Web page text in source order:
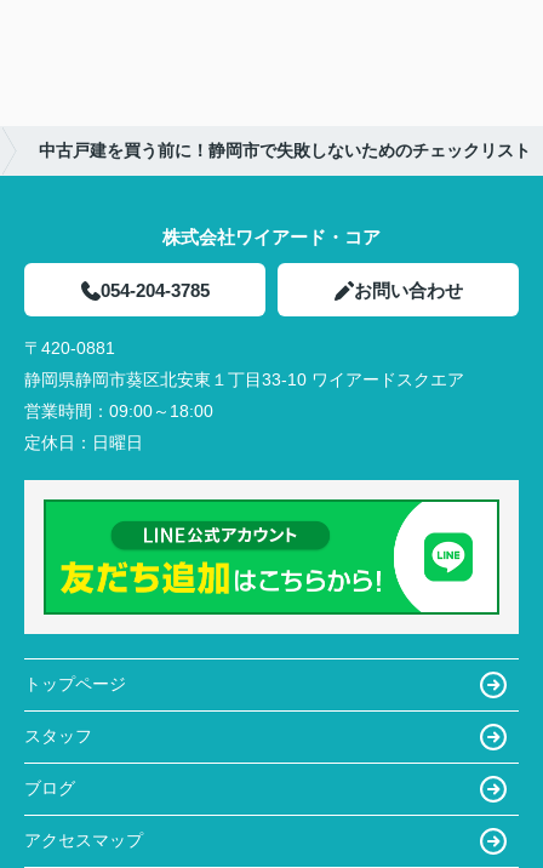
中古戸建を買う前に！静岡市で失敗しないためのチェックリスト
株式会社ワイアード・コア
054-204-3785 お問い合わせ
〒420-0881
静岡県静岡市葵区北安東１丁目33-10 ワイアードスクエア
営業時間： 09:00～18:00
定休日： 日曜日
トップページ
スタッフ
ブログ
アクセスマップ